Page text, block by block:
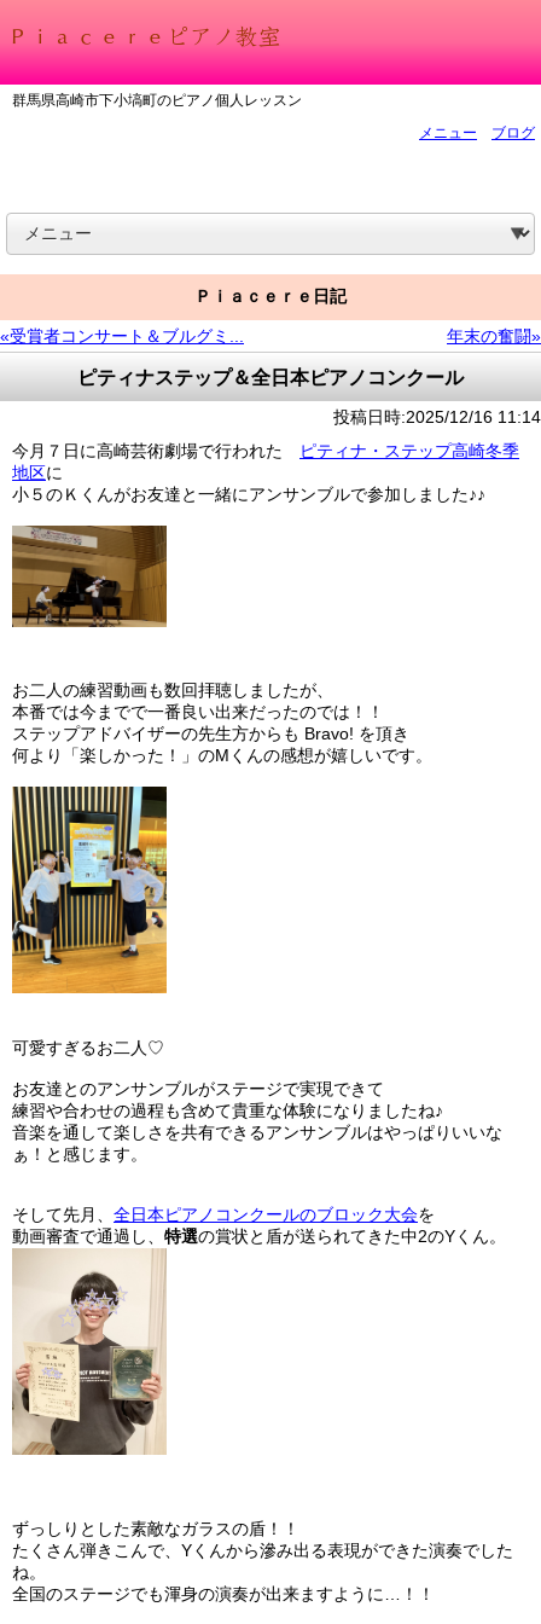
群馬県高崎市下小塙町のピアノ個人レッスン
メニュー
ブログ
Ｐｉａｃｅｒｅ日記
«受賞者コンサート＆ブルグミ... 年末の奮闘»
ピティナステップ＆全日本ピアノコンクール
投稿日時:2025/12/16 11:14
今月７日に高崎芸術劇場で行われた
ピティナ・ステップ高崎冬季
地区に
小５のＫくんがお友達と一緒にアンサンブルで参加しました♪♪
お二人の練習動画も数回拝聴しましたが、
本番では今までで一番良い出来だったのでは！！
ステップアドバイザーの先生方からも Bravo! を頂き
何より「楽しかった！」のMくんの感想が嬉しいです。
可愛すぎるお二人♡
お友達とのアンサンブルがステージで実現できて
練習や合わせの過程も含めて貴重な体験になりましたね♪
音楽を通して楽しさを共有できるアンサンブルはやっぱりいいな
ぁ！と感じます。
そして先月、 全日本ピアノコンクールのブロック大会を
動画審査で通過し、 特選の賞状と盾が送られてきた中2のYくん。
ずっしりとした素敵なガラスの盾！！
たくさん弾きこんで、Yくんから滲み出る表現ができた演奏でした
ね。
全国のステージでも渾身の演奏が出来ますように…！！